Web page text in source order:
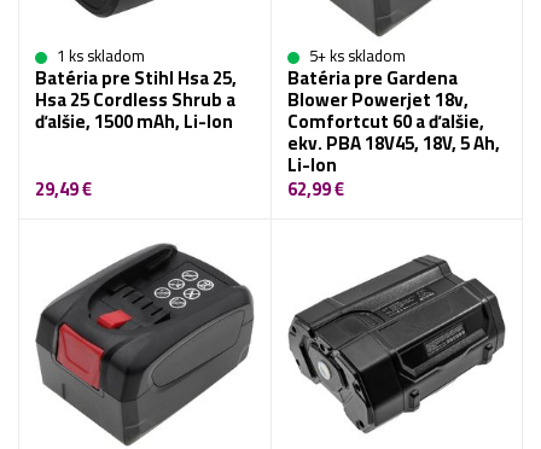
1 ks skladom
Batéria pre Stihl Hsa 25,
Hsa 25 Cordless Shrub a
ďalšie, 1500 mAh, Li-Ion
29,49 €
5+ ks skladom
Batéria pre Gardena
Blower Powerjet 18v,
Comfortcut 60 a ďalšie,
ekv. PBA 18V45, 18V, 5 Ah,
Li-Ion
62,99 €